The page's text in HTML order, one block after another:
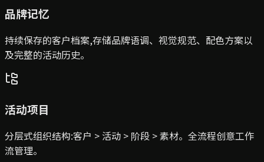
品牌记忆
持续保存的客户档案,存储品牌语调、视觉规范、配色方案以
及完整的活动历史。
活动项目
分层式组织结构:客户 > 活动 > 阶段 > 素材。全流程创意工作
流管理。